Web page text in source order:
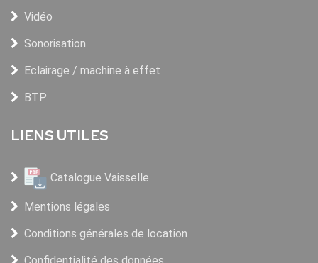
Vidéo
Sonorisation
Eclairage / machine à effet
BTP
LIENS UTILES
Catalogue Vaisselle
Mentions légales
Conditions générales de location